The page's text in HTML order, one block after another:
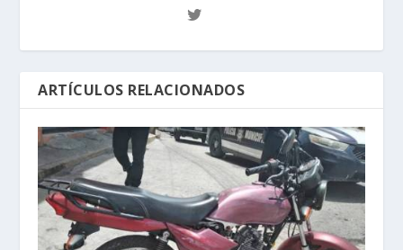
ARTÍCULOS RELACIONADOS